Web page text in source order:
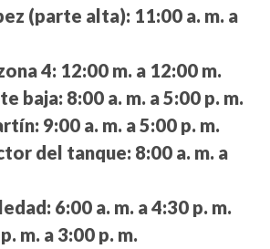
(parte alta): 11:00 a. m. a
4: 12:00 m. a 12:00 m.
baja: 8:00 a. m. a 5:00 p. m.
9:00 a. m. a 5:00 p. m.
del tanque: 8:00 a. m. a
6:00 a. m. a 4:30 p. m.
m. a 3:00 p. m.